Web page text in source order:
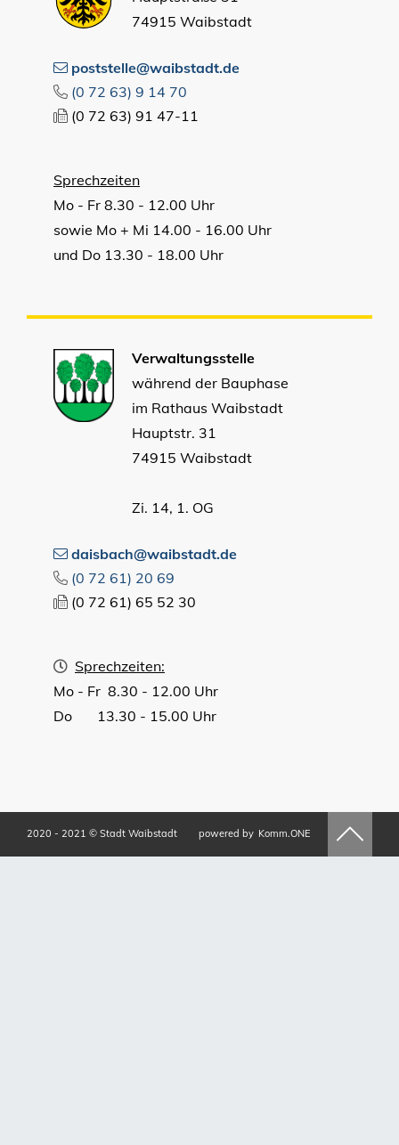
74915 Waibstadt
poststelle@waibstadt.de
(0 72 63) 9 14 70
(0 72 63) 91 47-11
Sprechzeiten
Mo - Fr 8.30 - 12.00 Uhr
sowie Mo + Mi 14.00 - 16.00 Uhr
und Do 13.30 - 18.00 Uhr
Verwaltungsstelle
während der Bauphase
im Rathaus Waibstadt
Hauptstr. 31
74915 Waibstadt
Zi. 14, 1. OG
daisbach@waibstadt.de
(0 72 61) 20 69
(0 72 61) 65 52 30
Sprechzeiten:
Mo - Fr 8.30 - 12.00 Uhr
Do 13.30 - 15.00 Uhr
2020 - 2021 © Stadt Waibstadt powered by Komm.ONE